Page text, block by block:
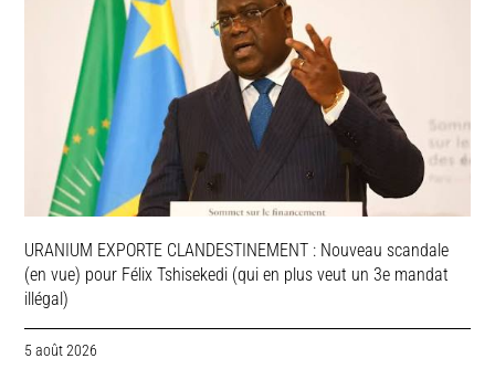
URANIUM EXPORTE CLANDESTINEMENT : Nouveau scandale
(en vue) pour Félix Tshisekedi (qui en plus veut un 3e mandat
illégal)
5 août 2026